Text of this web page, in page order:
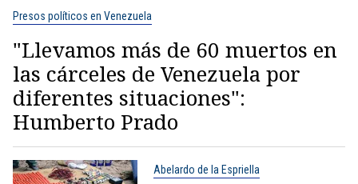
Presos políticos en Venezuela
"Llevamos más de 60 muertos en
las cárceles de Venezuela por
diferentes situaciones":
Humberto Prado
Abelardo de la Espriella